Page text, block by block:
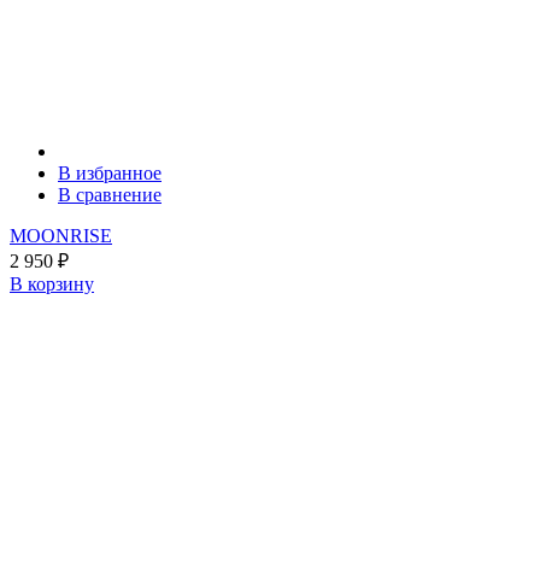
В избранное
В сравнение
MOONRISE
2 950 ₽
В корзину